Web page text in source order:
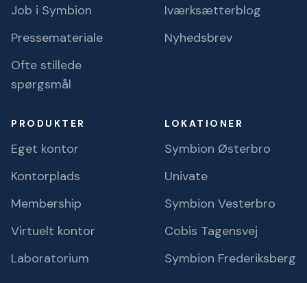
Job i Symbion
Pressemateriale
Ofte stillede
spørgsmål
Iværksætterblog
Nyhedsbrev
PRODUKTER
Eget kontor
Kontorplads
Membership
Virtuelt kontor
Laboratorium
LOKATIONER
Symbion Østerbro
Univate
Symbion Vesterbro
Cobis Tagensvej
Symbion Frederiksberg